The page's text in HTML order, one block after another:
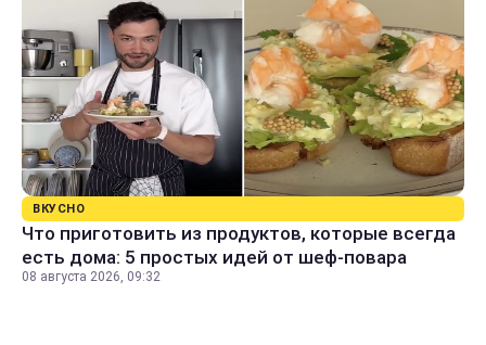
ВКУСНО
Что приготовить из продуктов, которые всегда
есть дома: 5 простых идей от шеф-повара
08 августа 2026, 09:32